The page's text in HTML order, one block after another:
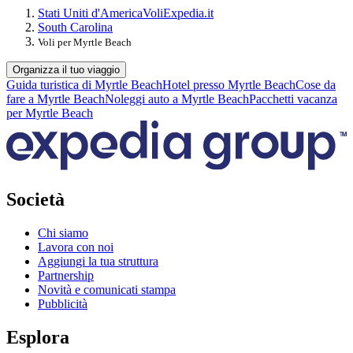
Stati Uniti d'AmericaVoliExpedia.it
South Carolina
Voli per Myrtle Beach
Organizza il tuo viaggio
Guida turistica di Myrtle BeachHotel presso Myrtle BeachCose da
fare a Myrtle BeachNoleggi auto a Myrtle BeachPacchetti vacanza
per Myrtle Beach
Società
Chi siamo
Lavora con noi
Aggiungi la tua struttura
Partnership
Novità e comunicati stampa
Pubblicità
Esplora